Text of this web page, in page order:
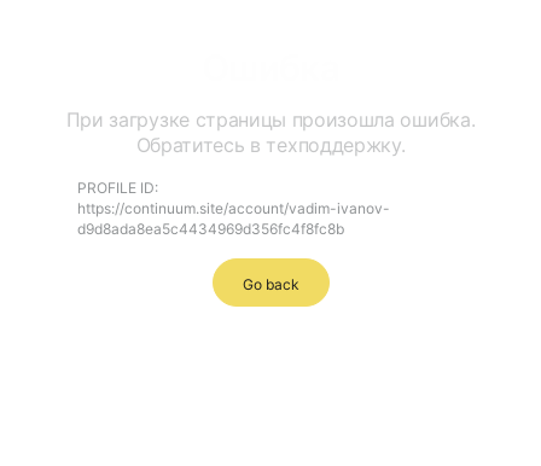
При загрузке страницы произошла ошибка.
Обратитесь в техподдержку.
PROFILE ID:
https://continuum.site/account/vadim-ivanov-
d9d8ada8ea5c4434969d356fc4f8fc8b
Go back